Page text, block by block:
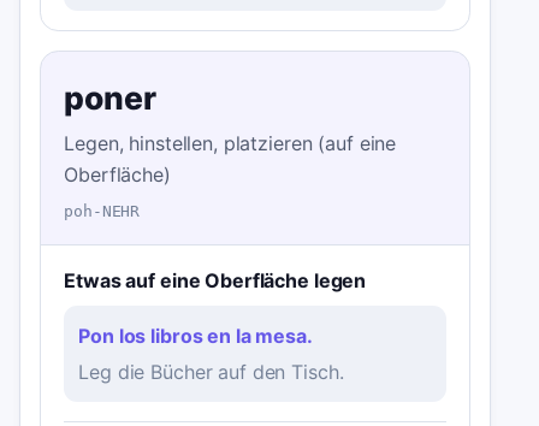
poner
Legen, hinstellen, platzieren (auf eine
Oberfläche)
poh-NEHR
Etwas auf eine Oberfläche legen
Pon los libros en la mesa.
Leg die Bücher auf den Tisch.